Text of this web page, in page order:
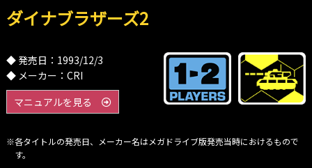
ダイナブラザーズ2
◆ 発売日：1993/12/3
◆ メーカー：CRI
マニュアルを見る
※各タイトルの発売日、メーカー名はメガドライブ版発売当時におけるもので
す。